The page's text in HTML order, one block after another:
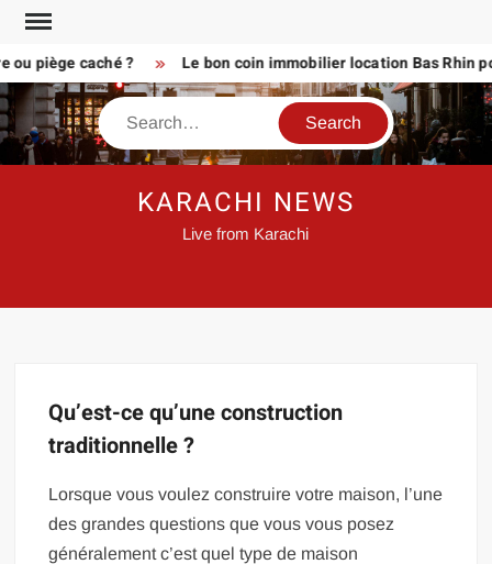
Skip
content
ou piège caché ? Le bon coin immobilier location Bas Rhin
Search
KARACHI NEWS
Live from Karachi
Qu’est-ce qu’une construction
traditionnelle ?
Lorsque vous voulez construire votre maison, l’une
des grandes questions que vous vous posez
généralement c’est quel type de maison